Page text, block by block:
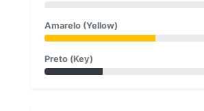
Amarelo (Yellow)
Preto (Key)